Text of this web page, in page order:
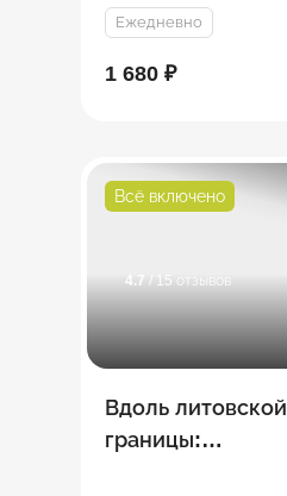
Ежедневно
1 680 ₽
Всё включено
4.7 / 15 отзывов
Вдоль литовской
границы: